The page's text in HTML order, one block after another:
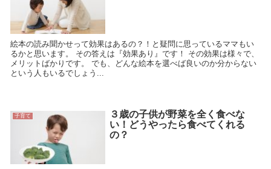
絵本の読み聞かせって効果はあるの？！と疑問に思っているママもい
るかと思います。 その答えは『効果あり』です！ その効果は様々で、
メリットばかりです。 でも、どんな絵本を選べば良いのか分からない
という人もいるでしょう...
子育て
３歳の子供が野菜を全く食べな
い！どうやったら食べてくれる
の？